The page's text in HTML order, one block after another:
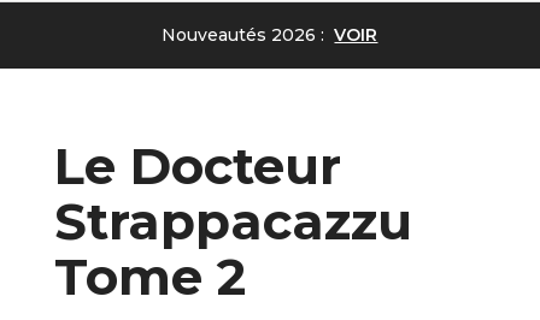
Nouveautés 2026 :VOIR
Le Docteur
Strappacazzu
Tome 2